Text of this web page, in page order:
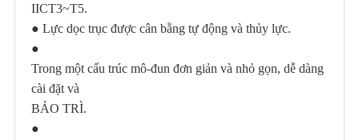
IICT3~T5.
● Lực dọc trục được cân bằng tự động và thủy lực.
●
Trong một cấu trúc mô-đun đơn giản và nhỏ gọn, dễ dàng
cài đặt và
BẢO TRÌ.
●